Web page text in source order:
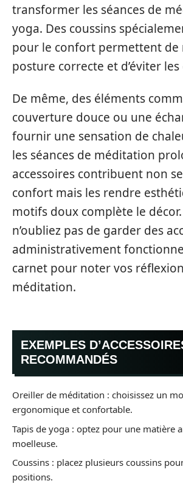
transformer les séances de
yoga. Des coussins
pour le confort permettent de
posture correcte et d’éviter
De même, des éléments
couverture douce ou une
fournir une sensation de
les séances de méditation
accessoires contribuent non
confort mais les rendre
motifs doux complète le
n’oubliez pas de garder des
administrativement
carnet pour noter vos
méditation.
EXEMPLES
RECOMMANDÉS
Oreiller de méditation : choisissez un
ergonomique et confortable.
Tapis de yoga : optez pour une matière
moelleuse.
Coussins : placez plusieurs coussins
positions.